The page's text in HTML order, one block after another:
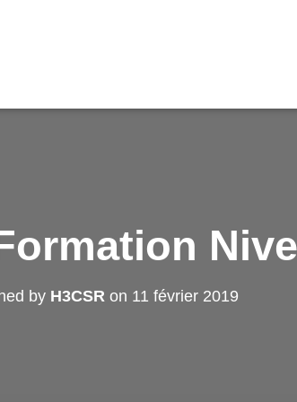
by H3CSR on 11 février 2019